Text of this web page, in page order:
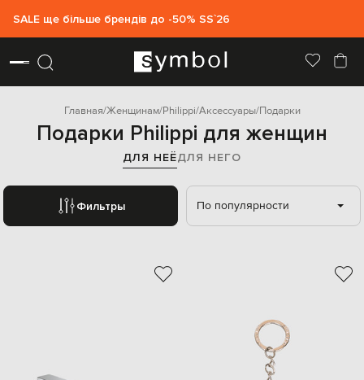
SALE ще більше брендів до -50% SS`26
Главная Женщинам Philippi Аксессуары Подарки
Подарки Philippi для женщин
ДЛЯ НЕЁДЛЯ НЕГО
Фильтры По популярности